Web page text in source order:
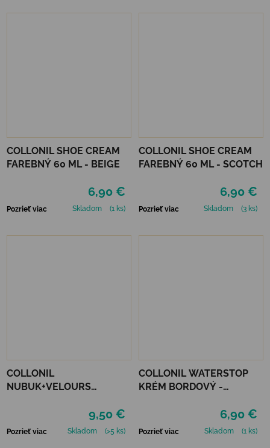
COLLONIL SHOE CREAM
FAREBNÝ 60 ML - BEIGE
6,90 €
Pozrieť viac Skladom (1 ks)
COLLONIL SHOE CREAM
FAREBNÝ 60 ML - SCOTCH
6,90 €
Pozrieť viac Skladom (3 ks)
COLLONIL
NUBUK+VELOURS
9,50 €
Pozrieť viac Skladom (>5 ks)
COLLONIL WATERSTOP
KRÉM BORDOVÝ -
6,90 €
Pozrieť viac Skladom (1 ks)